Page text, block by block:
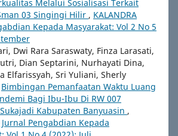
Melalui Sosialisasi Terkait
03 Singingi Hilir , KALANDRA
Kepada Masyarakat: Vol 2 No 5
Dwi Rara Saraswaty, Finza Larasati,
Dian Septarini, Nurhayati Dina,
Elfarissyah, Sri Yuliani, Sherly
Bimbingan Pemanfaatan Waktu Luang
Bagi Ibu-Ibu Di RW 007
Kabupaten Banyuasin ,
Jurnal Pengabdian Kepada